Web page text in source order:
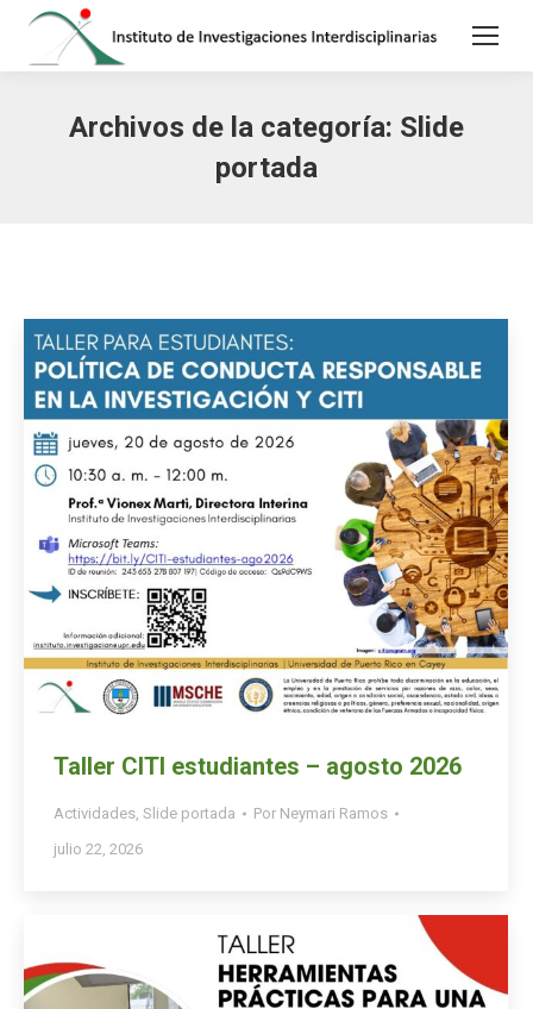
Archivos de la categoría: Slide
portada
Taller CITI estudiantes – agosto 2026
Actividades, Slide portada Por Neymari Ramos
julio 22, 2026